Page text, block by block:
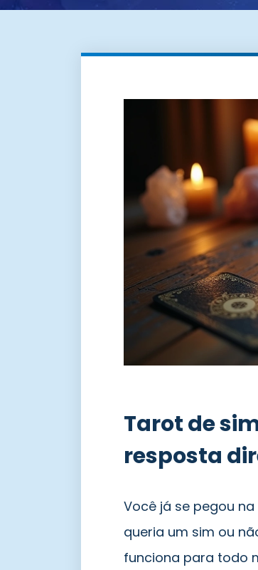
Tarot de
resposta
Você já se pegou
queria um sim ou
funciona para todo